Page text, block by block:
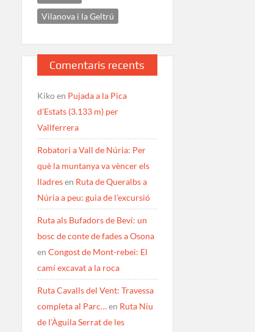
Vilanova i la Geltrú
Comentaris recents
Kikoen Pujada a la Pica
d’Estats (3.133 m) per
Vallferrera
Robatori a Vall de Núria: Per
què la muntanya va vèncer els
lladresen Ruta de Queralbs a
Núria a peu: guia de l’excursió
Ruta als Bufadors de Beví: un
bosc de conte de fades a Osona
en Congost de Mont-rebei: El
camí excavat a la roca
Ruta Cavalls del Vent: Travessa
completa al Parc…en Ruta Niu
de l’Àguila Serrat de les